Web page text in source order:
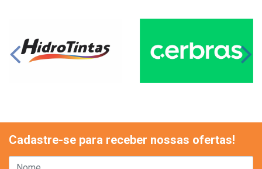
Cadastre-se para receber nossas ofertas!